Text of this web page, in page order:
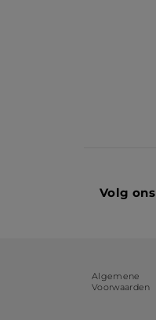
Volg ons
Algemene
Voorwaarden